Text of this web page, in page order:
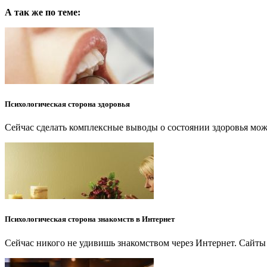
А так же по теме:
Психологическая сторона здоровья
Сейчас сделать комплексные выводы о состоянии здоровья
Психологическая сторона знакомств в Интернет
Сейчас никого не удивишь знакомством через Интернет.